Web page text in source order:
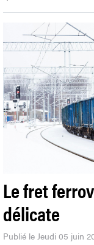
Le fret
délicate
Publié le Jeudi 05 juin